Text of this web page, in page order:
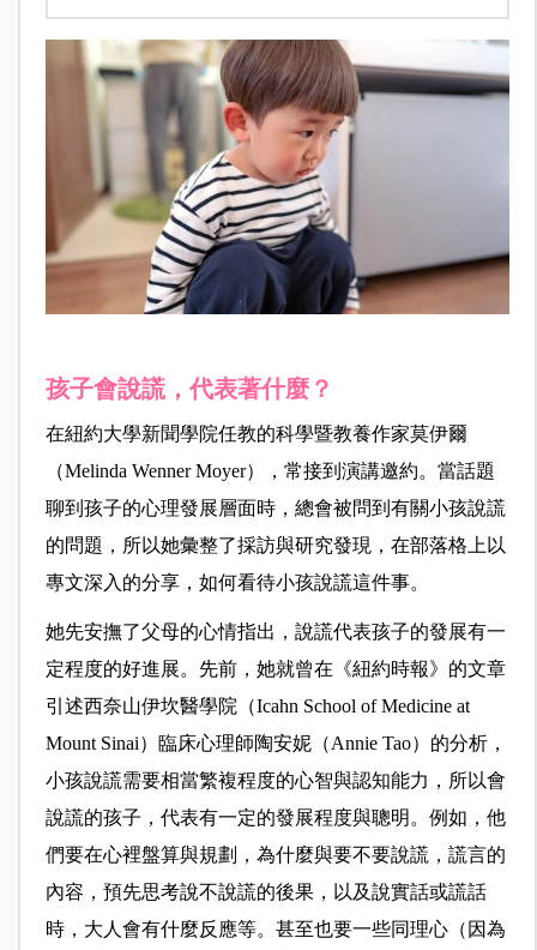
孩子會說謊，代表著什麼？
在紐約大學新聞學院任教的科學暨教養作家莫伊爾
（Melinda Wenner Moyer），常接到演講邀約。當話題
聊到孩子的心理發展層面時，總會被問到有關小孩說謊
的問題，所以她彙整了採訪與研究發現，在部落格上以
專文深入的分享，如何看待小孩說謊這件事。
她先安撫了父母的心情指出，說謊代表孩子的發展有一
定程度的好進展。先前，她就曾在《紐約時報》的文章
引述西奈山伊坎醫學院（Icahn School of Medicine at
Mount Sinai）臨床心理師陶安妮（Annie Tao）的分析，
小孩說謊需要相當繁複程度的心智與認知能力，所以會
說謊的孩子，代表有一定的發展程度與聰明。例如，他
們要在心裡盤算與規劃，為什麼與要不要說謊，謊言的
內容，預先思考說不說謊的後果，以及說實話或謊話
時，大人會有什麼反應等。甚至也要一些同理心（因為